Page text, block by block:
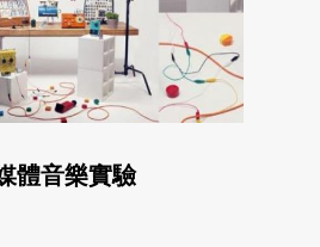
體音樂實驗